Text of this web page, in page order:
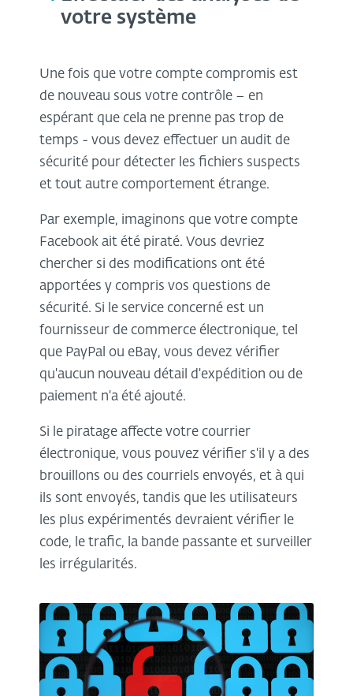
votre système
Une fois que votre compte compromis est
de nouveau sous votre contrôle – en
espérant que cela ne prenne pas trop de
temps - vous devez effectuer un audit de
sécurité pour détecter les fichiers suspects
et tout autre comportement étrange.
Par exemple, imaginons que votre compte
Facebook ait été piraté. Vous devriez
chercher si des modifications ont été
apportées y compris vos questions de
sécurité. Si le service concerné est un
fournisseur de commerce électronique, tel
que PayPal ou eBay, vous devez vérifier
qu'aucun nouveau détail d'expédition ou de
paiement n'a été ajouté.
Si le piratage affecte votre courrier
électronique, vous pouvez vérifier s'il y a des
brouillons ou des courriels envoyés, et à qui
ils sont envoyés, tandis que les utilisateurs
les plus expérimentés devraient vérifier le
code, le trafic, la bande passante et surveiller
les irrégularités.